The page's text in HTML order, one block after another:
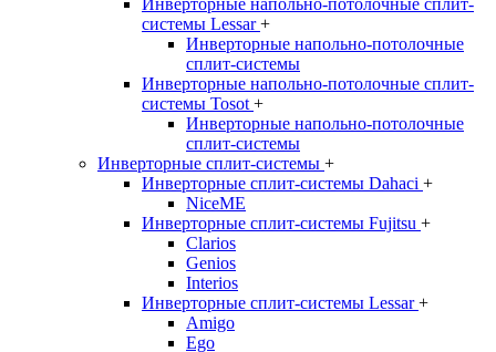
Инверторные напольно-потолочные сплит-
системы Lessar+
Инверторные напольно-потолочные
сплит-системы
Инверторные напольно-потолочные сплит-
системы Tosot +
Инверторные напольно-потолочные
сплит-системы
Инверторные сплит-системы +
Инверторные сплит-системы Dahaci +
NiceME
Инверторные сплит-системы Fujitsu +
Clarios
Genios
Interios
Инверторные сплит-системы Lessar+
Amigo
Ego